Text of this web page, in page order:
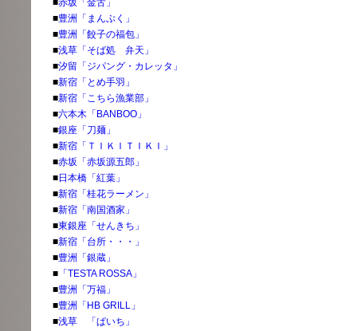
■赤坂「金舌」
■豊洲「まんぷく」
■豊洲「餃子の福包」
■浅草「そば処 弁天」
■汐留「ジパング・カレッタ」
■新宿「とめ手羽」
■新宿「こちら漁業部」
■六本木「BANBOO」
■銀座「刀麺」
■新宿「ＴＩＫＩＴＩＫＩ」
■赤坂「赤坂源五郎」
■日本橋「紅葉」
■新宿「桂花ラーメン」
■新宿「南国酒家」
■東銀座「せんきち」
■新宿「台所・・・」
■豊洲「銀蔵」
■「TESTA ROSSA」
■豊洲「万福」
■豊洲「HB GRILL」
■浅草 「ぱいち」